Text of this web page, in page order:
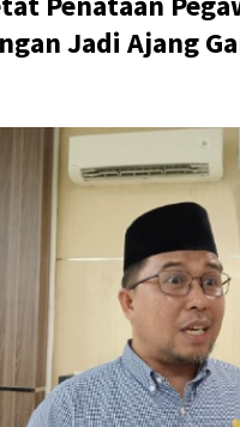
Jadi Ajang